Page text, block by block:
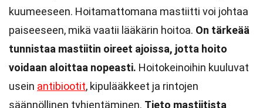
kuumeeseen. Hoitamattomana mastiitti voi johtaa
paiseeseen, mikä vaatii lääkärin hoitoa. On tärkeää
tunnistaa mastiitin oireet ajoissa, jotta hoito
voidaan aloittaa nopeasti. Hoitokeinoihin kuuluvat
usein antibiootit, kipulääkkeet ja rintojen
säännöllinen tyhjentäminen. Tieto mastiitista